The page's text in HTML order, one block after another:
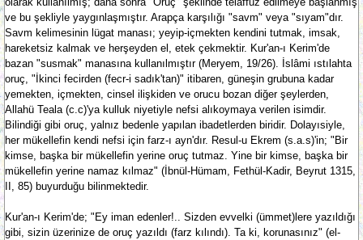
ve bu şekliyle yaygınlaşmıştır. Arapça karşılığı "savm" veya "sıyam"dır.
Savm kelimesinin lügat manası; yeyip-içmekten kendini tutmak, imsak,
hareketsiz kalmak ve herşeyden el, etek çekmektir. Kur'an-ı Kerim'de
bazan "susmak" manasına kullanılmıştır (Meryem, 19/26). İslâmi ıstılahta
oruç, "İkinci fecirden (fecr-i sadık'tan)" itibaren, güneşin grubuna kadar
yemekten, içmekten, cinsel ilişkiden ve orucu bozan diğer şeylerden,
Allahü Teala (c.c)'ya kulluk niyetiyle nefsi alıkoymaya verilen isimdir.
Bilindiği gibi oruç, yalnız bedenle yapılan ibadetlerden biridir. Dolayısiyle,
her mükellefin kendi nefsi için farz-ı ayn'dır. Resul-u Ekrem (s.a.s)'in; "Bir
kimse, başka bir mükellefin yerine oruç tutmaz. Yine bir kimse, başka bir
mükellefin yerine namaz kılmaz" (İbnül-Hümam, Fethül-Kadir, Beyrut 1315,
II, 85) buyurduğu bilinmektedir.
Kur'an-ı Kerim'de; "Ey iman edenler!.. Sizden evvelki (ümmet)lere yazıldığı
gibi, sizin üzerinize de oruç yazıldı (farz kılındı). Ta ki, korunasınız" (el-